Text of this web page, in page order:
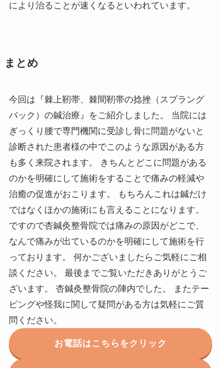
により治ることが速くなるといわれています。
まとめ
今回は『棘上靭帯、棘間靭帯の捻挫（スプラング
バック）の鍼治療』をご紹介しました。 当院には
ぎっくり腰で専門機関に受診し骨に問題がないと
診断された患者様の中でこのような原因がある方
も多く来院されます。 きちんとどこに問題がある
のかを明確にして施術をすることで痛みの軽減や
治癒の促進がおこります。 もちろんこれは鍼だけ
ではなくほかの施術にも言えることになります。
ですので杏鍼灸整骨院では痛みの原因がどこで、
なんで痛みが出ているのかを明確にして施術を行
っております。 何かございましたらご気軽にご相
談ください。 最後までご覧いただきありがとうご
ざいます。 杏鍼灸整骨院の陣内でした。 またテー
ピングや怪我に関して疑問がある方は気軽にご質
問ください。
お電話はこちらをクリック